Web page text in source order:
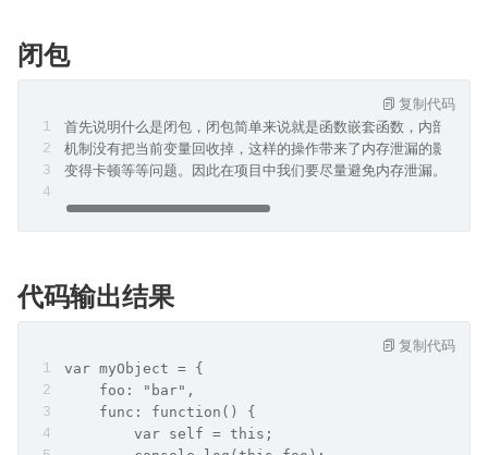
闭包
首先说明什么是闭包，闭包简单来说就是函数嵌套函数，内部函数
机制没有把当前变量回收掉，这样的操作带来了内存泄漏的影响，
变得卡顿等等问题。因此在项目中我们要尽量避免内存泄漏。
复制代码
代码输出结果
var myObject = {
    foo: "bar",
    func: function() {
        var self = this;
复制代码